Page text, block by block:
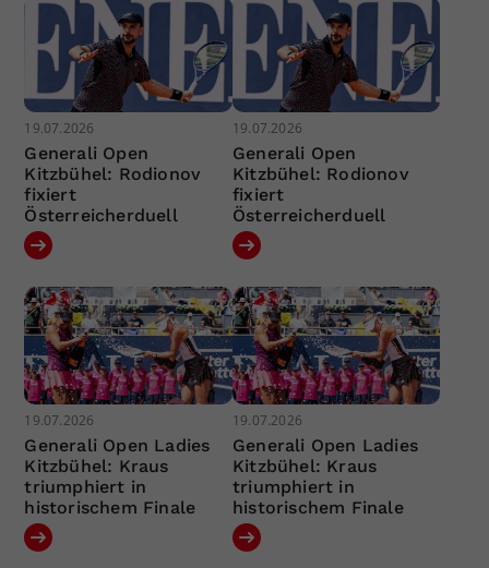
19.07.2026
Generali Open
Kitzbühel: Rodionov
fixiert
Österreicherduell
19.07.2026
Generali Open
Kitzbühel: Rodionov
fixiert
Österreicherduell
19.07.2026
Generali Open Ladies
Kitzbühel: Kraus
triumphiert in
historischem Finale
19.07.2026
Generali Open Ladies
Kitzbühel: Kraus
triumphiert in
historischem Finale